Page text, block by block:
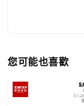
您可能也喜歡